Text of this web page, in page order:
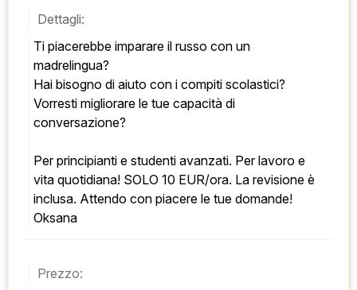
Dettagli:
Ti piacerebbe imparare il russo con un
madrelingua?
Hai bisogno di aiuto con i compiti scolastici?
Vorresti migliorare le tue capacità di
conversazione?
Per principianti e studenti avanzati. Per lavoro e
vita quotidiana! SOLO 10 EUR/ora. La revisione è
inclusa. Attendo con piacere le tue domande!
Oksana
Prezzo: